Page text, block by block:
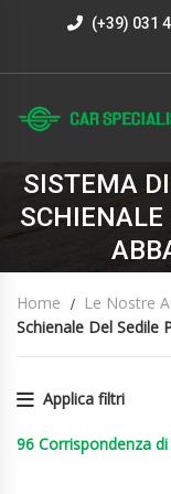
(+39) 031
SISTEMA
SCHIENALE
Home Le Nostre
Schienale Del Sedile
Applica filtri
96 Corrispondenza